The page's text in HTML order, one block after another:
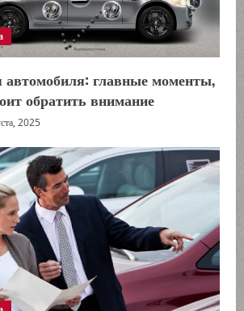
автомобиля: главные моменты,
обратить внимание
2025